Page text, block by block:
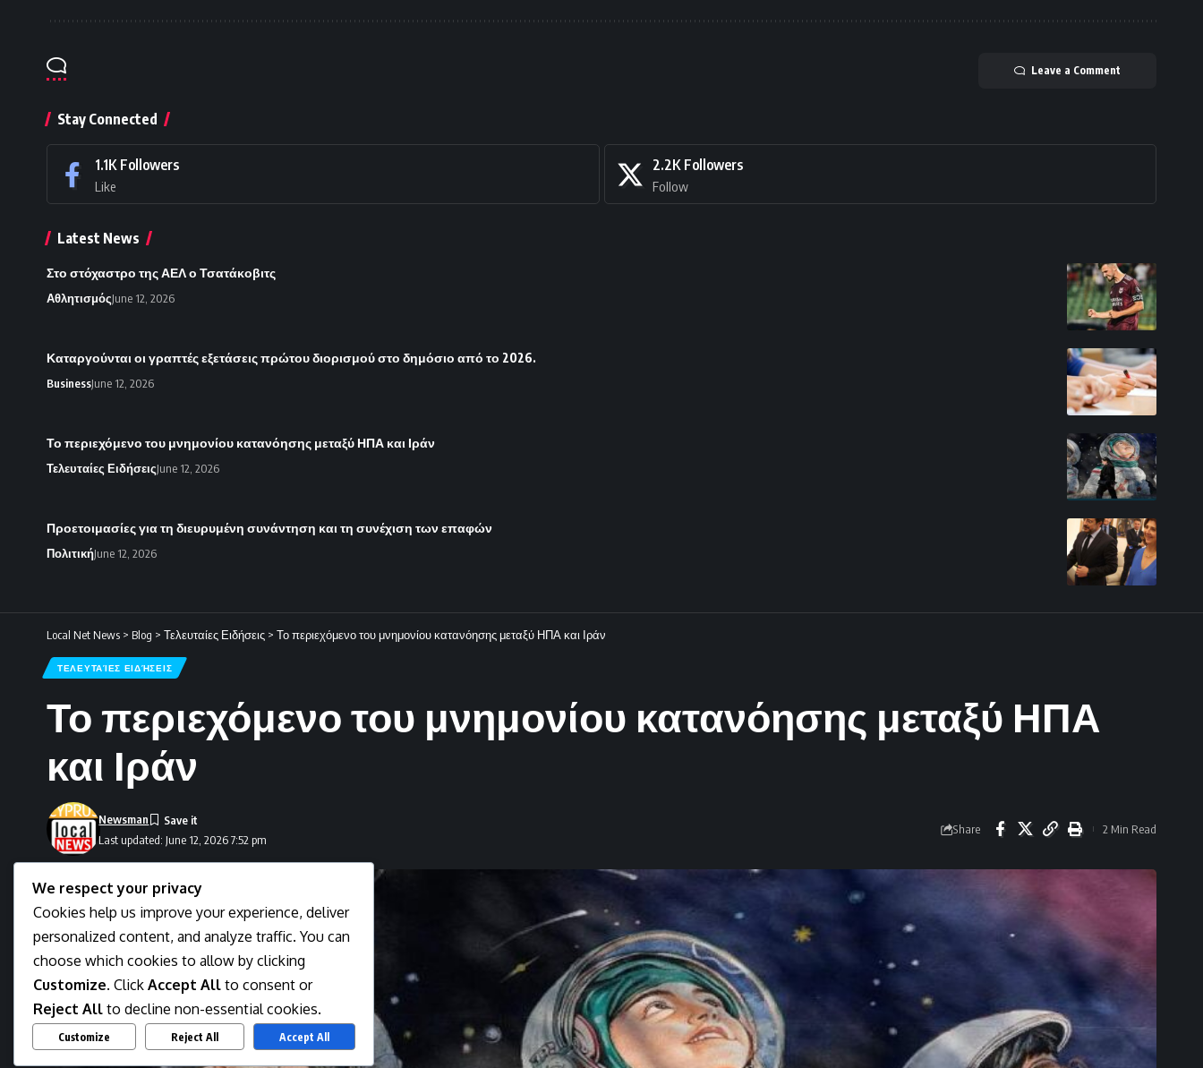
Leave a Comment
Stay Connected
1.1K Followers
Like
2.2K Followers
Follow
Latest News
Στο στόχαστρο της ΑΕΛ ο Τσατάκοβιτς
ΑθλητισμόςJune 12, 2026
Καταργούνται οι γραπτές εξετάσεις πρώτου διορισμού στο δημόσιο από το 2026.
BusinessJune 12, 2026
Το περιεχόμενο του μνημονίου κατανόησης μεταξύ ΗΠΑ και Ιράν
Τελευταίες ΕιδήσειςJune 12, 2026
Προετοιμασίες για τη διευρυμένη συνάντηση και τη συνέχιση των επαφών
ΠολιτικήJune 12, 2026
Local Net News > Blog > Τελευταίες Ειδήσεις > Το περιεχόμενο του μνημονίου κατανόησης μεταξύ ΗΠΑ και Ιράν
ΤΕΛΕΥΤΑΊΕΣ ΕΙΔΉΣΕΙΣ
Το περιεχόμενο του μνημονίου κατανόησης μεταξύ ΗΠΑ
και Ιράν
Last updated: June 12, 2026 7:52 pm
Newsman
Share 2 Min Read
We respect your privacy
Cookies help us improve your experience, deliver
personalized content, and analyze traffic. You can
choose which cookies to allow by clicking
Customize. Click Accept All to consent or
Reject All to decline non-essential cookies.
Customize Reject All Accept All